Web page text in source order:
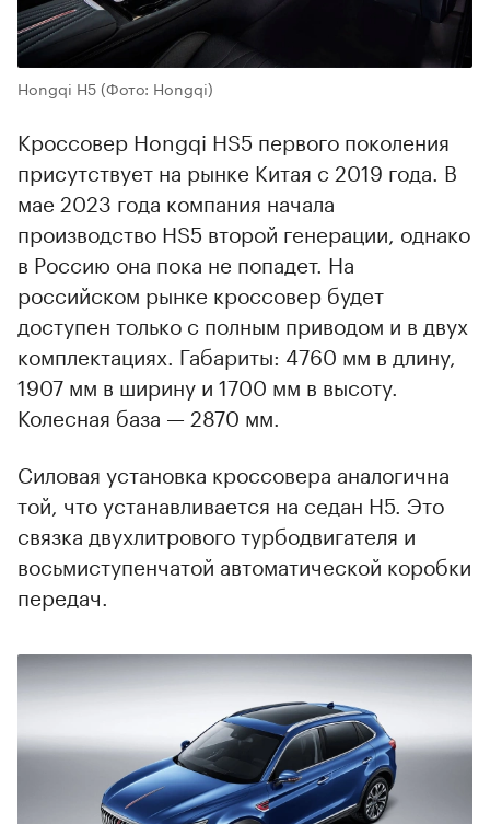
Hongqi H5(Фото: Hongqi)
Кроссовер Hongqi HS5 первого поколения
присутствует на рынке Китая с 2019 года. В
мае 2023 года компания начала
производство HS5 второй генерации, однако
в Россию она пока не попадет. На
российском рынке кроссовер будет
доступен только с полным приводом и в двух
комплектациях. Габариты: 4760 мм в длину,
1907 мм в ширину и 1700 мм в высоту.
Колесная база — 2870 мм.
Силовая установка кроссовера аналогична
той, что устанавливается на седан H5. Это
связка двухлитрового турбодвигателя и
восьмиступенчатой автоматической коробки
передач.